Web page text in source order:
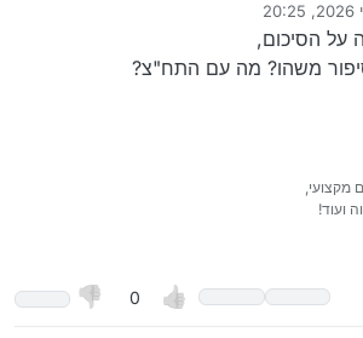
על ידי
על הסיכום,
משהו? מה עם התח"צ?
מקצועי,
ועוד!
0